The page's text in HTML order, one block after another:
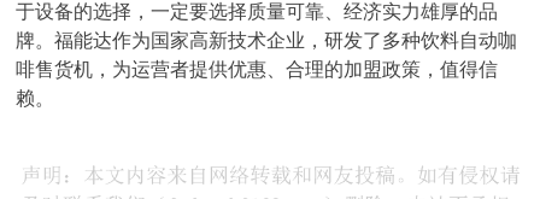
于设备的选择，一定要选择质量可靠、经济实力雄厚的品
牌。福能达作为国家高新技术企业，研发了多种饮料自动咖
啡售货机，为运营者提供优惠、合理的加盟政策，值得信
赖。